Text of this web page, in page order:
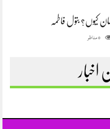
کیوں؟ بتول فاطمہ
0مناظر
اخبار